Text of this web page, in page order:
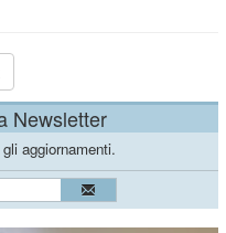
Newsletter
aggiornamenti.